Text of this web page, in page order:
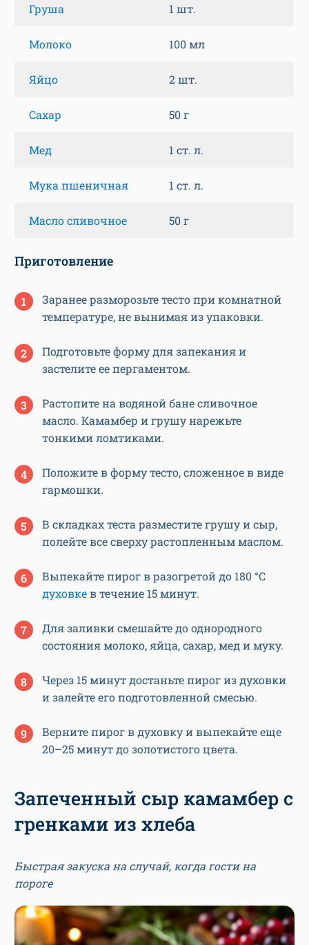
Груша 1 шт.
Молоко 100 мл
Яйцо 2 шт.
Сахар 50 г
Мед 1 ст. л.
Мука пшеничная 1 ст. л.
Масло сливочное 50 г
Приготовление
Заранее разморозьте тесто при комнатной
температуре, не вынимая из упаковки.
Подготовьте форму для запекания и
застелите ее пергаментом.
Растопите на водяной бане сливочное
масло. Камамбер и грушу нарежьте
тонкими ломтиками.
Положите в форму тесто, сложенное в виде
гармошки.
В складках теста разместите грушу и сыр,
полейте все сверху растопленным маслом.
Выпекайте пирог в разогретой до 180 °C
духовкев течение 15 минут.
Для заливки смешайте до однородного
состояния молоко, яйца, сахар, мед и муку.
Через 15 минут достаньте пирог из духовки
и залейте его подготовленной смесью.
Верните пирог в духовку и выпекайте еще
20–25 минут до золотистого цвета.
Запеченный сыр камамбер с
гренками из хлеба
Быстрая закуска на случай, когда гости на
пороге